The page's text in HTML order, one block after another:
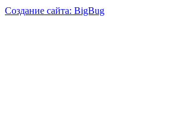
Создание сайта: BigBug